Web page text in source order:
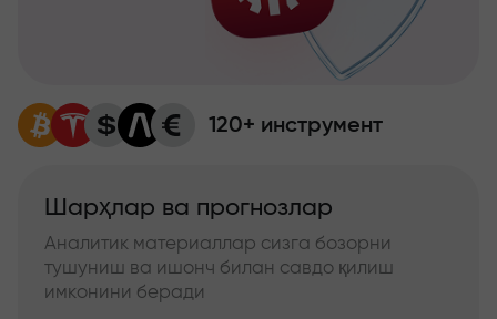
120+ инструмент
Шарҳлар ва прогнозлар
Аналитик материаллар сизга бозорни
тушуниш ва ишонч билан савдо қилиш
имконини беради